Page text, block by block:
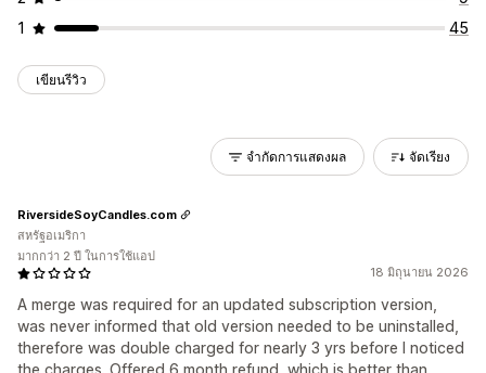
1
45
เขียนรีวิว
จำกัดการแสดงผล จัดเรียง
18 มิถุนายน 2026
A merge was required for an updated subscription version,
was never informed that old version needed to be uninstalled,
therefore was double charged for nearly 3 yrs before I noticed
the charges. Offered 6 month refund, which is better than
RiversideSoyCandles.com
สหรัฐอเมริกา
มากกว่า 2 ปี ในการใช้แอป